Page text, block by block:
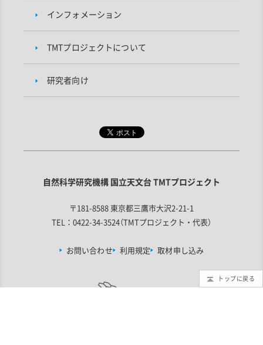
インフォメーション
TMTプロジェクトについて
研究者向け
自然科学研究機構 国立天文台 TMTプロジェクト
〒181-8588 東京都三鷹市大沢2-21-1
TEL：0422-34-3524（TMTプロジェクト・代表）
お問い合わせ 利用規定 取材申し込み
トップに戻る